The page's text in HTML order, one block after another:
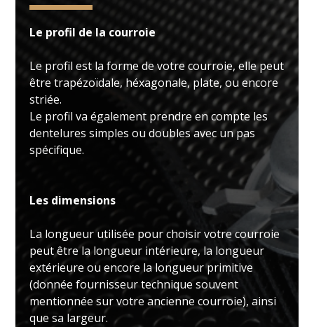
Le profil de la courroie
Le profil est la forme de votre courroie, elle peut
être trapézoïdale, héxagonale, plate, ou encore
striée.
Le profil va également prendre en compte les
dentelures simples ou doubles avec un pas
spécifique.
Les dimensions
La longueur utilisée pour choisir votre courroie
peut être la longueur intérieure, la longueur
extérieure ou encore la longueur primitive
(donnée fournisseur technique souvent
mentionnée sur votre ancienne courroie), ainsi
que sa largeur.